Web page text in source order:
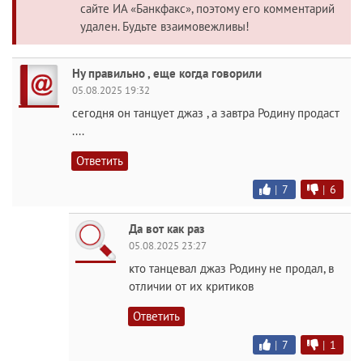
сайте ИА «Банкфакс», поэтому его комментарий
удален. Будьте взаимовежливы!
Ну правильно , еще когда говорили
05.08.2025 19:32
сегодня он танцует джаз , а завтра Родину продаст
....
Ответить
| 7 | 6
Да вот как раз
05.08.2025 23:27
кто танцевал джаз Родину не продал, в
отличии от их критиков
Ответить
| 7 | 1